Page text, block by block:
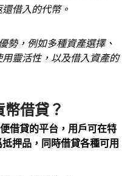
借入的代幣。
勢，例如多種資產選擇、
靈活性，以及借入資產的
借貸？
借貸的平台，用戶可在特
押品，同時借貸各種可用